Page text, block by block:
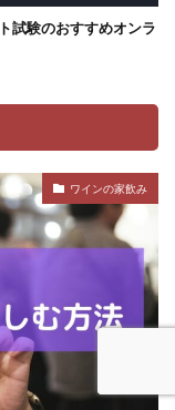
試験のおすすめオンラ
ワインの家飲み